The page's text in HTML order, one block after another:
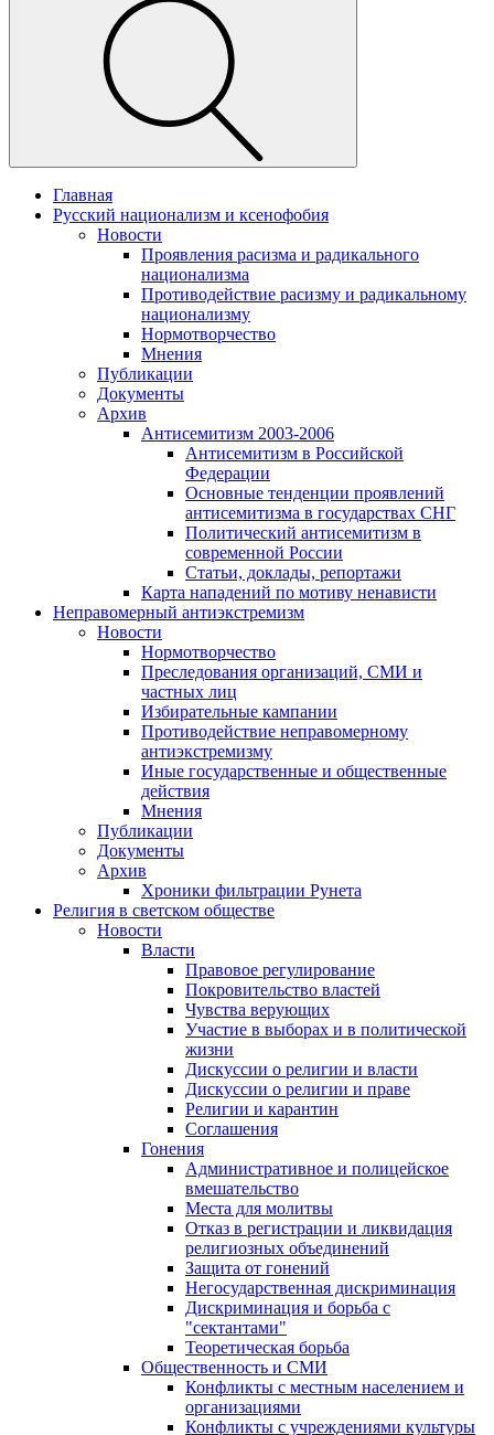
Главная
Русский национализм и ксенофобия
Новости
Проявления расизма и радикального
национализма
Противодействие расизму и радикальному
национализму
Нормотворчество
Мнения
Публикации
Документы
Архив
Антисемитизм 2003-2006
Антисемитизм в Российской
Федерации
Основные тенденции проявлений
антисемитизма в государствах СНГ
Политический антисемитизм в
современной России
Статьи, доклады, репортажи
Карта нападений по мотиву ненависти
Неправомерный антиэкстремизм
Новости
Нормотворчество
Преследования организаций, СМИ и
частных лиц
Избирательные кампании
Противодействие неправомерному
антиэкстремизму
Иные государственные и общественные
действия
Мнения
Публикации
Документы
Архив
Хроники фильтрации Рунета
Религия в светском обществе
Новости
Власти
Правовое регулирование
Покровительство властей
Чувства верующих
Участие в выборах и в политической
жизни
Дискуссии о религии и власти
Дискуссии о религии и праве
Религии и карантин
Соглашения
Гонения
Административное и полицейское
вмешательство
Места для молитвы
Отказ в регистрации и ликвидация
религиозных объединений
Защита от гонений
Негосударственная дискриминация
Дискриминация и борьба с
"сектантами"
Теоретическая борьба
Общественность и СМИ
Конфликты с местным населением и
организациями
Конфликты с учреждениями культуры